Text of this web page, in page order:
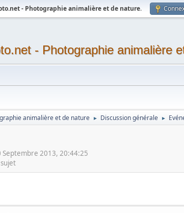
- Photographie animalière et de nature.
- Photographie animalière
animalière et de nature ► Discussion générale ►
2013, 20:44:25